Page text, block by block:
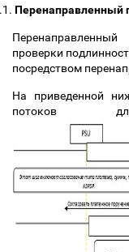
Перенаправленный
проверки
посредством
На приведенной
потоков